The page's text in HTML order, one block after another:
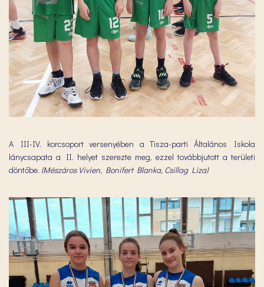
A III-IV. korcsoport versenyében a Tisza-parti Általános Iskola
lánycsapata a II. helyet szerezte meg, ezzel továbbjutott a területi
döntőbe. (Mészáros Vivien, Bonifert Blanka, Csillag Liza)